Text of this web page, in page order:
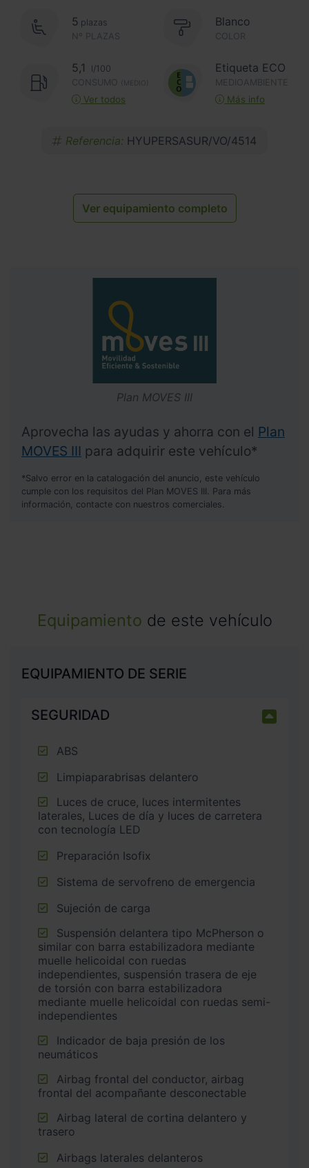
Nº PLAZAS
5 plazas Blanco
COLOR
5,1
l/100
CONSUMO
(MEDIO)
Ver todos
Etiqueta ECO
MEDIOAMBIENTE
Más info
Referencia: HYUPERSASUR/VO/4514
Ver equipamiento completo
Aprovecha las ayudas y ahorra con el Plan
MOVES III para adquirir este vehículo*
Plan MOVES III
*Salvo error en la catalogación del anuncio, este vehículo
cumple con los requisitos del Plan MOVES III. Para más
información, contacte con nuestros comerciales.
Equipamiento de este vehículo
EQUIPAMIENTO DE SERIE
SEGURIDAD
ABS
Limpiaparabrisas delantero
laterales, Luces de día y luces de carretera
con tecnología LED
Preparación Isofix
Sistema de servofreno de emergencia
Sujeción de carga
similar con barra estabilizadora mediante
muelle helicoidal con ruedas
independientes, suspensión trasera de eje
de torsión con barra estabilizadora
mediante muelle helicoidal con ruedas semi-
independientes
neumáticos
frontal del acompañante desconectable
trasero
Airbags laterales delanteros